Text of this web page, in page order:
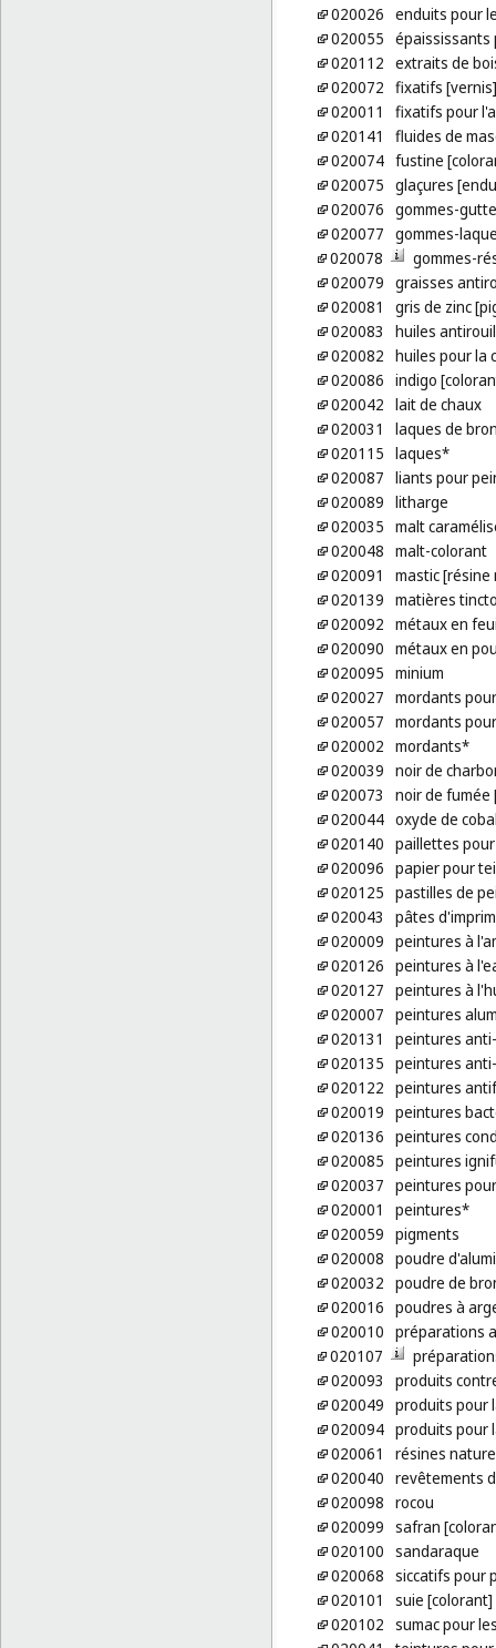
020026 enduits pour
020055 épaississants
020112 extraits de
020072 fixatifs [vernis]
020011
fixatifs pour
020141
fluides de
020074 fustine
020075 glaçures
020076 gommes-
020077 gommes-
020078
gommes-
020079 graisses
020081
gris de zinc
020083
huiles
020082 huiles pour la
020086 indigo
020042 lait de chaux
020031
laques de
020115 laques*
020087 liants pour
020089 litharge
020035 malt
020048 malt-colorant
020091
mastic
020139 matières
020092 métaux en
020090 métaux en
020095 minium
020027 mordants
020057 mordants
020002 mordants*
020039 noir de
020073
noir de fumée
020044 oxyde de
020140 paillettes
020096 papier pour
020125 pastilles de
020043
pâtes
020009 peintures à
020126 peintures à
020127 peintures à
020007 peintures
020131
peintures
020135 peintures
020122 peintures
020019 peintures
020136 peintures
020085 peintures
020037 peintures
020001
peintures*
020059 pigments
020008 poudre
020032 poudre de
020016 poudres à
020010 préparations
020107
020093
produits
020049 produits pour
020094 produits pour
020061
résines
020040 revêtements
020098 rocou
020099 safran
020100 sandaraque
020068 siccatifs pour
020101
suie [colorant]
020102 sumac pour